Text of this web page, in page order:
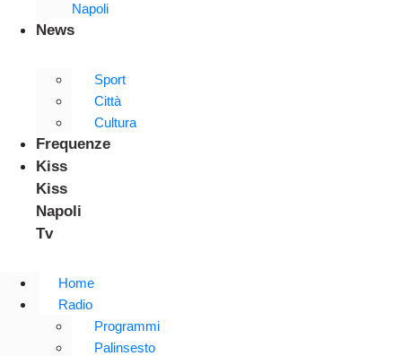
Napoli
News
Sport
Città
Cultura
Frequenze
Kiss
Kiss
Napoli
Tv
Home
Radio
Programmi
Palinsesto